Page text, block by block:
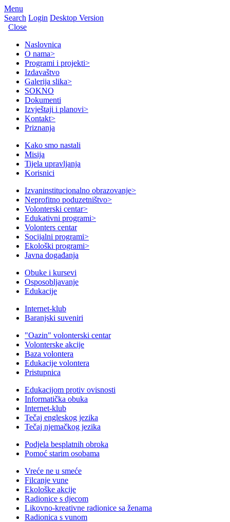
Menu
Search Login Desktop Version
Close
Naslovnica
O nama>
Programi i projekti>
Izdavaštvo
Galerija slika>
SOKNO
Dokumenti
Izvještaji i planovi>
Kontakt>
Priznanja
Kako smo nastali
Misija
Tijela upravljanja
Korisnici
Izvaninstitucionalno obrazovanje>
Neprofitno poduzetništvo>
Volonterski centar>
Edukativni programi>
Volonters centar
Socijalni programi>
Ekološki programi>
Javna događanja
Obuke i kursevi
Osposobljavanje
Edukacije
Internet-klub
Baranjski suveniri
"Oazin" volonterski centar
Volonterske akcije
Baza volontera
Edukacije volontera
Pristupnica
Edukacijom protiv ovisnosti
Informatička obuka
Internet-klub
Tečaj engleskog jezika
Tečaj njemačkog jezika
Podjela besplatnih obroka
Pomoć starim osobama
Vreće ne u smeće
Filcanje vune
Ekološke akcije
Radionice s djecom
Likovno-kreativne radionice sa ženama
Radionica s vunom